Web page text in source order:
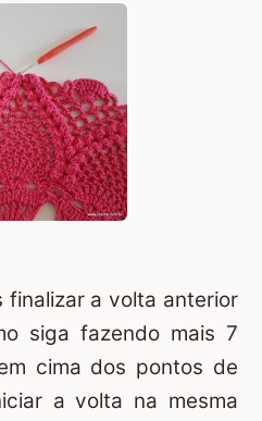
finalizar a volta anterior
siga fazendo mais 7
cima dos pontos de
a volta na mesma